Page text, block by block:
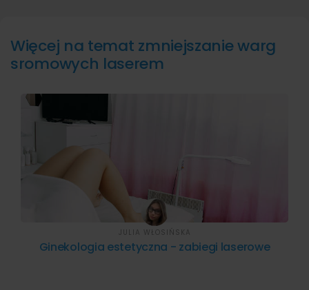
Więcej na temat zmniejszanie warg
sromowych laserem
Ginekologia estetyczna - zabiegi laserowe
JULIA WŁOSIŃSKA